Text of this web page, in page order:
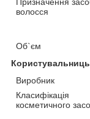
волосся
Об`єм
Виробник
Класифікація
косметичного